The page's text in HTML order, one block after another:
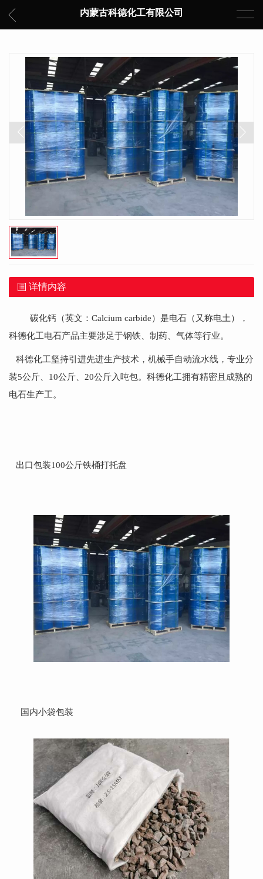
内蒙古科德化工有限公司
详情内容
碳化钙（英文：Calcium carbide）是电石（又称电土），
科德化工电石产品主要涉足于钢铁、制药、气体等行业。
科德化工坚持引进先进生产技术，机械手自动流水线，专业分
装5公斤、10公斤、20公斤入吨包。科德化工拥有精密且成熟的
电石生产工。
出口包装100公斤铁桶打托盘
国内小袋包装